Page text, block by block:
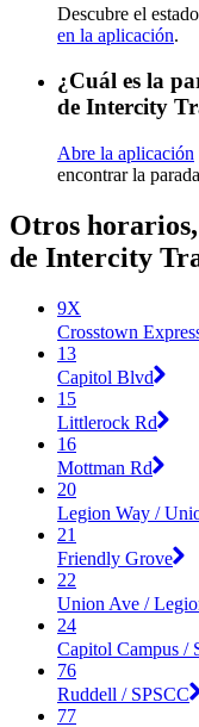
Descubre el
en la aplicación.
¿Cuál es la
de Intercity
Abre la aplicación
encontrar la
Otros
de Intercity
9X
Crosstown
13
Capitol Blvd
15
Littlerock Rd
16
Mottman Rd
20
Legion Way /
21
Friendly Grove
22
Union Ave /
24
Capitol Campus /
76
Ruddell / SPSCC
77